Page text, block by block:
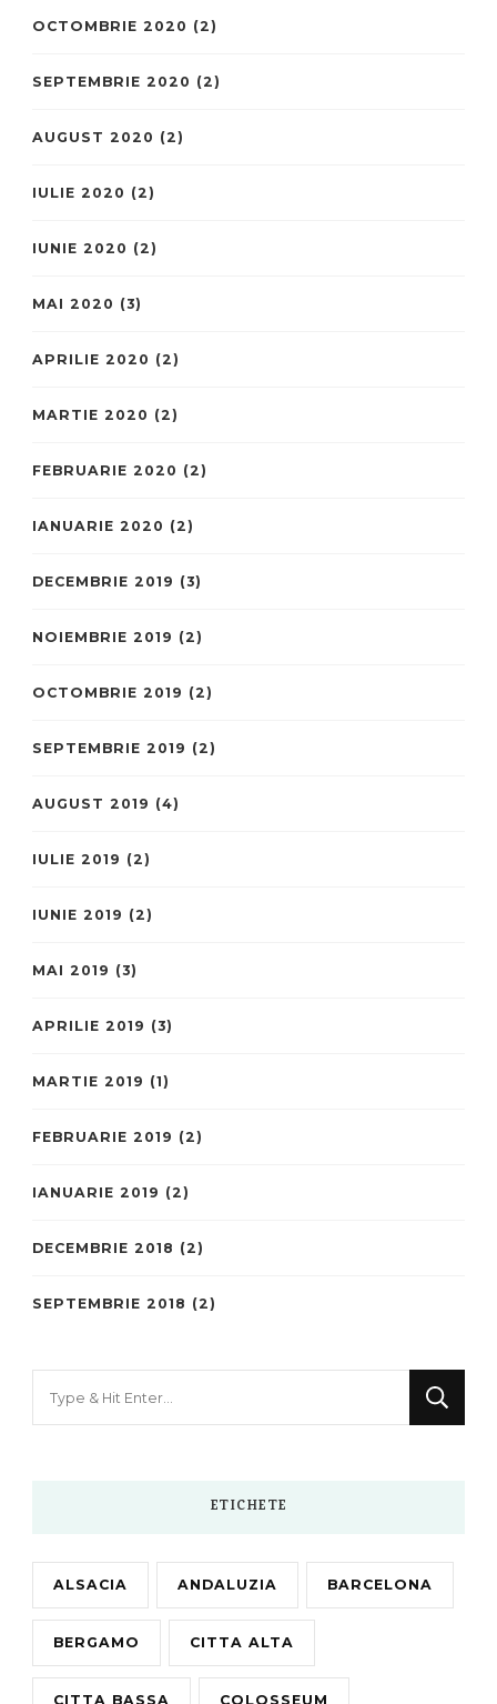
OCTOMBRIE 2020 (2)
SEPTEMBRIE 2020 (2)
AUGUST 2020 (2)
IULIE 2020 (2)
IUNIE 2020 (2)
MAI 2020 (3)
APRILIE 2020 (2)
MARTIE 2020 (2)
FEBRUARIE 2020 (2)
IANUARIE 2020 (2)
DECEMBRIE 2019 (3)
NOIEMBRIE 2019 (2)
OCTOMBRIE 2019 (2)
SEPTEMBRIE 2019 (2)
AUGUST 2019 (4)
IULIE 2019 (2)
IUNIE 2019 (2)
MAI 2019 (3)
APRILIE 2019 (3)
MARTIE 2019 (1)
FEBRUARIE 2019 (2)
IANUARIE 2019 (2)
DECEMBRIE 2018 (2)
SEPTEMBRIE 2018 (2)
ETICHETE
ALSACIA ANDALUZIA BARCELONA
BERGAMO CITTA ALTA
CITTA BASSA COLOSSEUM